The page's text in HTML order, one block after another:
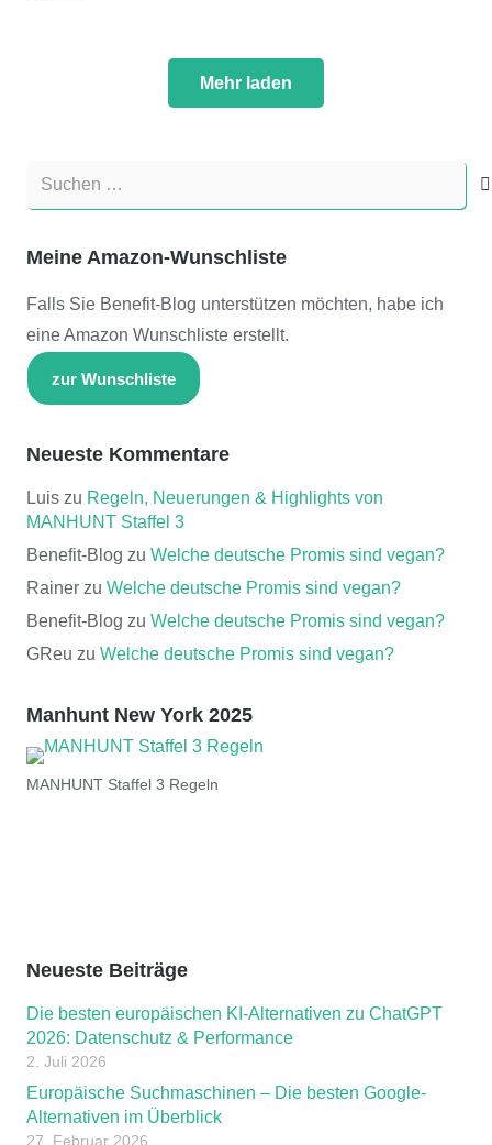
Mehr laden
Suchen
nach:
Meine Amazon-Wunschliste
Falls Sie Benefit-Blog unterstützen möchten, habe ich
eine Amazon Wunschliste erstellt.
zur Wunschliste
Neueste Kommentare
Luis zu Regeln, Neuerungen & Highlights von
MANHUNT Staffel 3
Benefit-Blog zu Welche deutsche Promis sind vegan?
Rainer zu Welche deutsche Promis sind vegan?
Benefit-Blog zu Welche deutsche Promis sind vegan?
GReu zu Welche deutsche Promis sind vegan?
Manhunt New York 2025
MANHUNT Staffel 3 Regeln
Neueste Beiträge
Die besten europäischen KI-Alternativen zu ChatGPT
2026: Datenschutz & Performance
2. Juli 2026
Europäische Suchmaschinen – Die besten Google-
Alternativen im Überblick
27. Februar 2026